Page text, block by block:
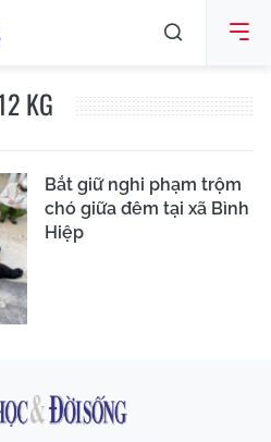
KG
Bắt giữ nghi phạm trộm
chó giữa đêm tại xã Bình
Hiệp